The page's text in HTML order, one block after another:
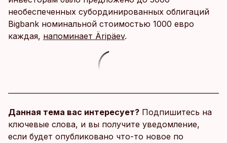
необеспеченных субординированных облигаций
Bigbank номинальной стоимостью 1000 евро
каждая, напоминает Äripäev.
Данная тема вас интересует? Подпишитесь на
ключевые слова, и вы получите уведомление,
если будет опубликовано что-то новое по